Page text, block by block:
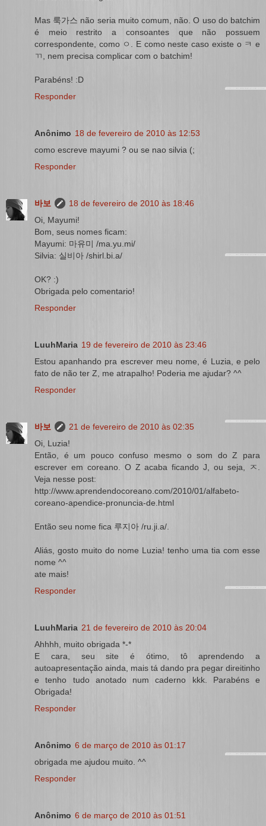
Mas 룩가스 não seria muito comum, não. O uso do batchim
é meio restrito a consoantes que não possuem
correspondente, como ㅇ. E como neste caso existe o ㅋ e
ㄲ, nem precisa complicar com o batchim!
Parabéns! :D
Responder
Anônimo 18 de fevereiro de 2010 às 12:53
como escreve mayumi ? ou se nao silvia (;
Responder
바보
18 de fevereiro de 2010 às 18:46
Oi, Mayumi!
Bom, seus nomes ficam:
Mayumi: 마유미 /ma.yu.mi/
Silvia: 실비아 /shirl.bi.a/
OK? :)
Obrigada pelo comentario!
Responder
LuuhMaria 19 de fevereiro de 2010 às 23:46
Estou apanhando pra escrever meu nome, é Luzia, e pelo
fato de não ter Z, me atrapalho! Poderia me ajudar? ^^
Responder
바보
21 de fevereiro de 2010 às 02:35
Oi, Luzia!
Então, é um pouco confuso mesmo o som do Z para
escrever em coreano. O Z acaba ficando J, ou seja, ㅈ.
Veja nesse post:
http://www.aprendendocoreano.com/2010/01/alfabeto-
coreano-apendice-pronuncia-de.html
Então seu nome fica 루지아 /ru.ji.a/.
Aliás, gosto muito do nome Luzia! tenho uma tia com esse
nome ^^
ate mais!
Responder
LuuhMaria 21 de fevereiro de 2010 às 20:04
Ahhhh, muito obrigada *-*
E cara, seu site é ótimo, tô aprendendo a
autoapresentação ainda, mais tá dando pra pegar direitinho
e tenho tudo anotado num caderno kkk. Parabéns e
Obrigada!
Responder
Anônimo 6 de março de 2010 às 01:17
obrigada me ajudou muito. ^^
Responder
Anônimo 6 de março de 2010 às 01:51